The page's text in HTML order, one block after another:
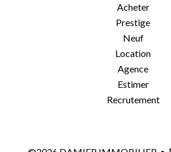
Acheter
Prestige
Neuf
Location
Agence
Estimer
Recrutement